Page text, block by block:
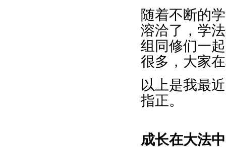
随着不断的
溶洽了，学
组同修们一
很多，大家
以上是我最
指正。
成长在大法中